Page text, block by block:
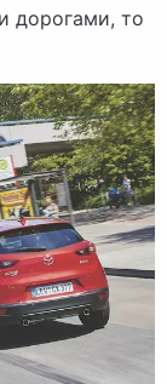
дорогами, то